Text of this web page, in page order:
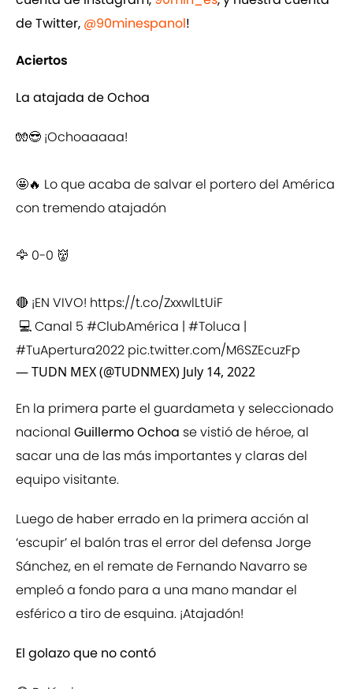
de Twitter, @90minespanol!
Aciertos
La atajada de Ochoa
🧤😎 ¡Ochoaaaaa!
🤩🔥 Lo que acaba de salvar el portero del América
con tremendo atajadón
🦅 0-0 👹
🔴 ¡EN VIVO! https://t.co/ZxxwlLtUiF
💻 Canal 5 #ClubAmérica | #Toluca |
#TuApertura2022 pic.twitter.com/M6SZEcuzFp
— TUDN MEX (@TUDNMEX) July 14, 2022
En la primera parte el guardameta y seleccionado
nacional Guillermo Ochoa se vistió de héroe, al
sacar una de las más importantes y claras del
equipo visitante.
Luego de haber errado en la primera acción al
‘escupir’ el balón tras el error del defensa Jorge
Sánchez, en el remate de Fernando Navarro se
empleó a fondo para a una mano mandar el
esférico a tiro de esquina. ¡Atajadón!
El golazo que no contó